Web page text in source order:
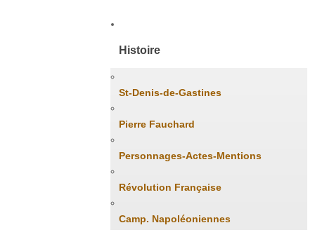
Histoire
St-Denis-de-Gastines
Pierre Fauchard
Personnages-Actes-Mentions
Révolution Française
Camp. Napoléoniennes